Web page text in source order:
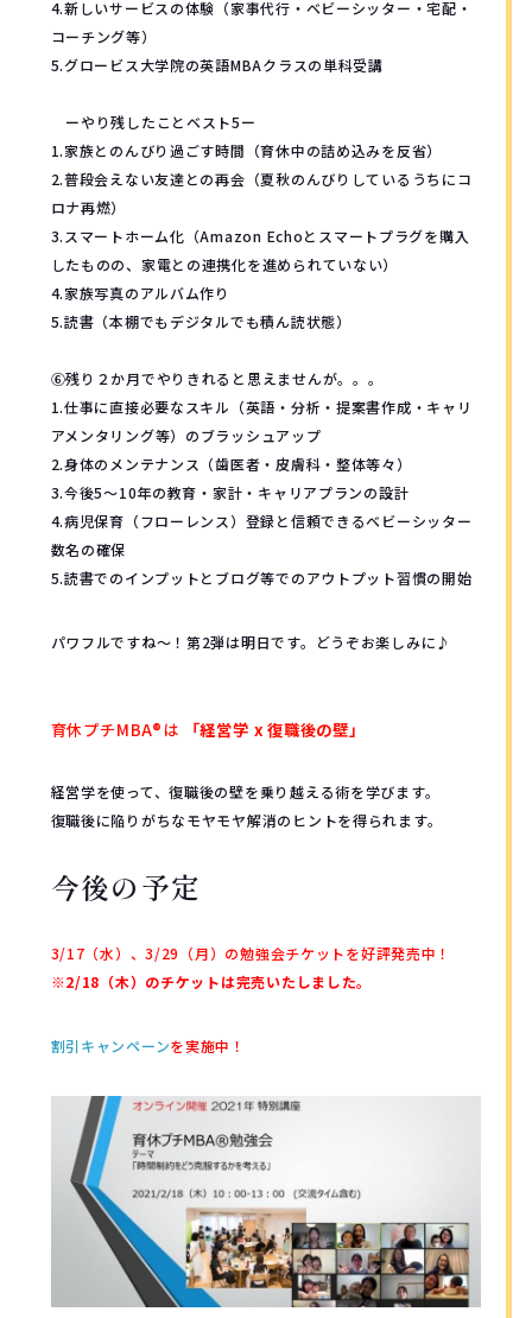
4.新しいサービスの体験（家事代行・ベビーシッター・宅配・
コーチング等）
5.グロービス大学院の英語MBAクラスの単科受講
ーやり残したことベスト5ー
1.家族とのんびり過ごす時間（育休中の詰め込みを反省）
2.普段会えない友達との再会（夏秋のんびりしているうちにコ
ロナ再燃）
3.スマートホーム化（Amazon Echoとスマートプラグを購入
したものの、家電との連携化を進められていない）
4.家族写真のアルバム作り
5.読書（本棚でもデジタルでも積ん読状態）
⑥残り２か月でやりきれると思えませんが。。。
1.仕事に直接必要なスキル（英語・分析・提案書作成・キャリ
アメンタリング等）のブラッシュアップ
2.身体のメンテナンス（歯医者・皮膚科・整体等々）
3.今後5～10年の教育・家計・キャリアプランの設計
4.病児保育（フローレンス）登録と信頼できるベビーシッター
数名の確保
5.読書でのインプットとブログ等でのアウトプット習慣の開始
パワフルですね～！第2弾は明日です。どうぞお楽しみに♪
育休プチMBA®︎は 「経営学 x 復職後の壁」
経営学を使って、復職後の壁を乗り越える術を学びます。
復職後に陥りがちなモヤモヤ解消のヒントを得られます。
今後の予定
3/17（水）、3/29（月）の勉強会チケットを好評発売中！
※2/18（木）のチケットは完売いたしました。
割引キャンペーンを実施中！